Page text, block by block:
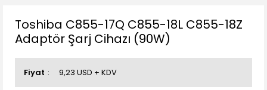
Toshiba C855-17Q C855-18L C855-18Z
Adaptör Şarj Cihazı (90W)
Fiyat 9,23 USD + KDV